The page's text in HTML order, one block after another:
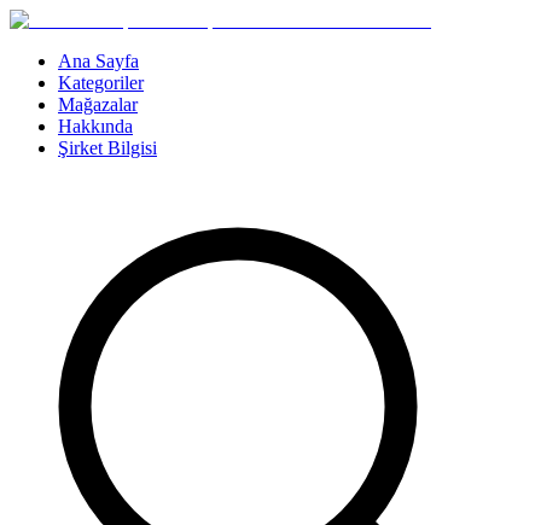
Ana Sayfa
Kategoriler
Mağazalar
Hakkında
Şirket Bilgisi